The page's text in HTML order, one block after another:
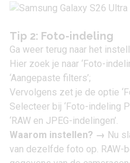
Tip 2: Foto-indeling
Ga weer terug naar het
Hier zoek je naar ‘Foto-
‘Aangepaste filters’;
Vervolgens zet je de optie
Selecteer bij ‘Foto-indeling
‘RAW en JPEG-indelingen’.
Waarom instellen? → Nu
van dezelfde foto op. RAW-